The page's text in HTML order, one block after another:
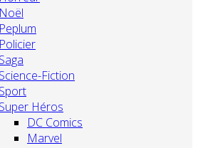
Noël
Peplum
Policier
Saga
Science-Fiction
Sport
Super Héros
DC Comics
Marvel